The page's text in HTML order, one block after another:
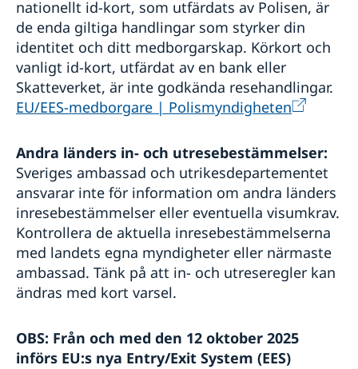
nationellt id-kort, som utfärdats av Polisen, är
de enda giltiga handlingar som styrker din
identitet och ditt medborgarskap. Körkort och
vanligt id-kort, utfärdat av en bank eller
Skatteverket, är inte godkända resehandlingar.
EU/EES-medborgare | Polismyndigheten
Andra länders in- och utresebestämmelser:
Sveriges ambassad och utrikesdepartementet
ansvarar inte för information om andra länders
inresebestämmelser eller eventuella visumkrav.
Kontrollera de aktuella inresebestämmelserna
med landets egna myndigheter eller närmaste
ambassad. Tänk på att in- och utreseregler kan
ändras med kort varsel.
OBS: Från och med den 12 oktober 2025
införs EU:s nya Entry/Exit System (EES)